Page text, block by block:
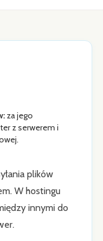
za jego
z serwerem i
plików
W hostingu
innymi do